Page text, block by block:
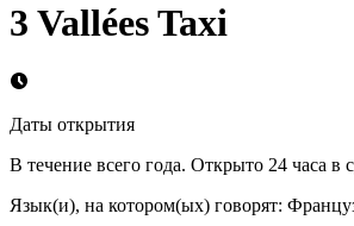
3 Vallées Taxi
Даты открытия
В течение всего года. Открыто 24 часа в
Язык(и), на котором(ых) говорят: